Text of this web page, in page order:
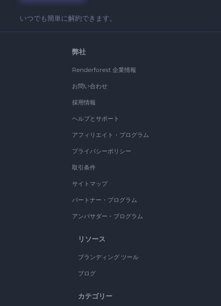
いつでも簡単に解約できます。
弊社
Renderforest 企業情報
お問い合わせ
採用情報
ヘルプとサポート
アフィリエイト・プログラム
プライバシーポリシー
取引条件
サイトマップ
パートナー・プログラム
アンバサダー・プログラム
リソース
ブランディング ツール
ブログ
カテゴリー